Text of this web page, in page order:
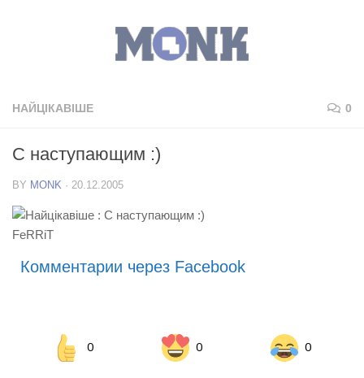
НАЙЦІКАВІШЕ 0
C наступающим :)
BY MONK · 20.12.2005
FeRRiT
Комментарии через Facebook
0 0 0